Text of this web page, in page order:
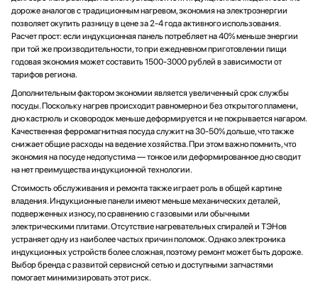
дороже аналогов с традиционным нагревом, экономия на электроэнергии
позволяет окупить разницу в цене за 2-4 года активного использования.
Расчет прост: если индукционная панель потребляет на 40% меньше энергии
при той же производительности, то при ежедневном приготовлении пищи
годовая экономия может составить 1500-3000 рублей в зависимости от
тарифов региона.
Дополнительным фактором экономии является увеличенный срок службы
посуды. Поскольку нагрев происходит равномерно и без открытого пламени,
дно кастрюль и сковородок меньше деформируется и не покрывается нагаром.
Качественная ферромагнитная посуда служит на 30-50% дольше, что также
снижает общие расходы на ведение хозяйства. При этом важно помнить, что
экономия на посуде недопустима — тонкое или деформированное дно сводит
на нет преимущества индукционной технологии.
Стоимость обслуживания и ремонта также играет роль в общей картине
владения. Индукционные панели имеют меньше механических деталей,
подверженных износу, по сравнению с газовыми или обычными
электрическими плитами. Отсутствие нагревательных спиралей и ТЭНов
устраняет одну из наиболее частых причин поломок. Однако электроника
индукционных устройств более сложная, поэтому ремонт может быть дороже.
Выбор бренда с развитой сервисной сетью и доступными запчастями
помогает минимизировать этот риск.